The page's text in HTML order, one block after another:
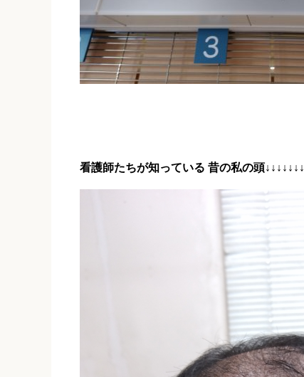
看護師たちが知っている 昔の私の頭↓↓↓↓↓↓↓